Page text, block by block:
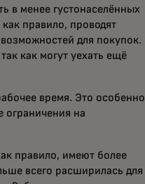
в менее густонаселённых
правило, проводят
для покупок.
как могут уехать ещё
время. Это особенно
ограничения на
правило, имеют более
всего расширилась для